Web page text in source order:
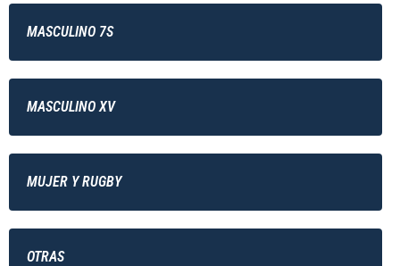
MASCULINO 7S
MASCULINO XV
MUJER Y RUGBY
OTRAS